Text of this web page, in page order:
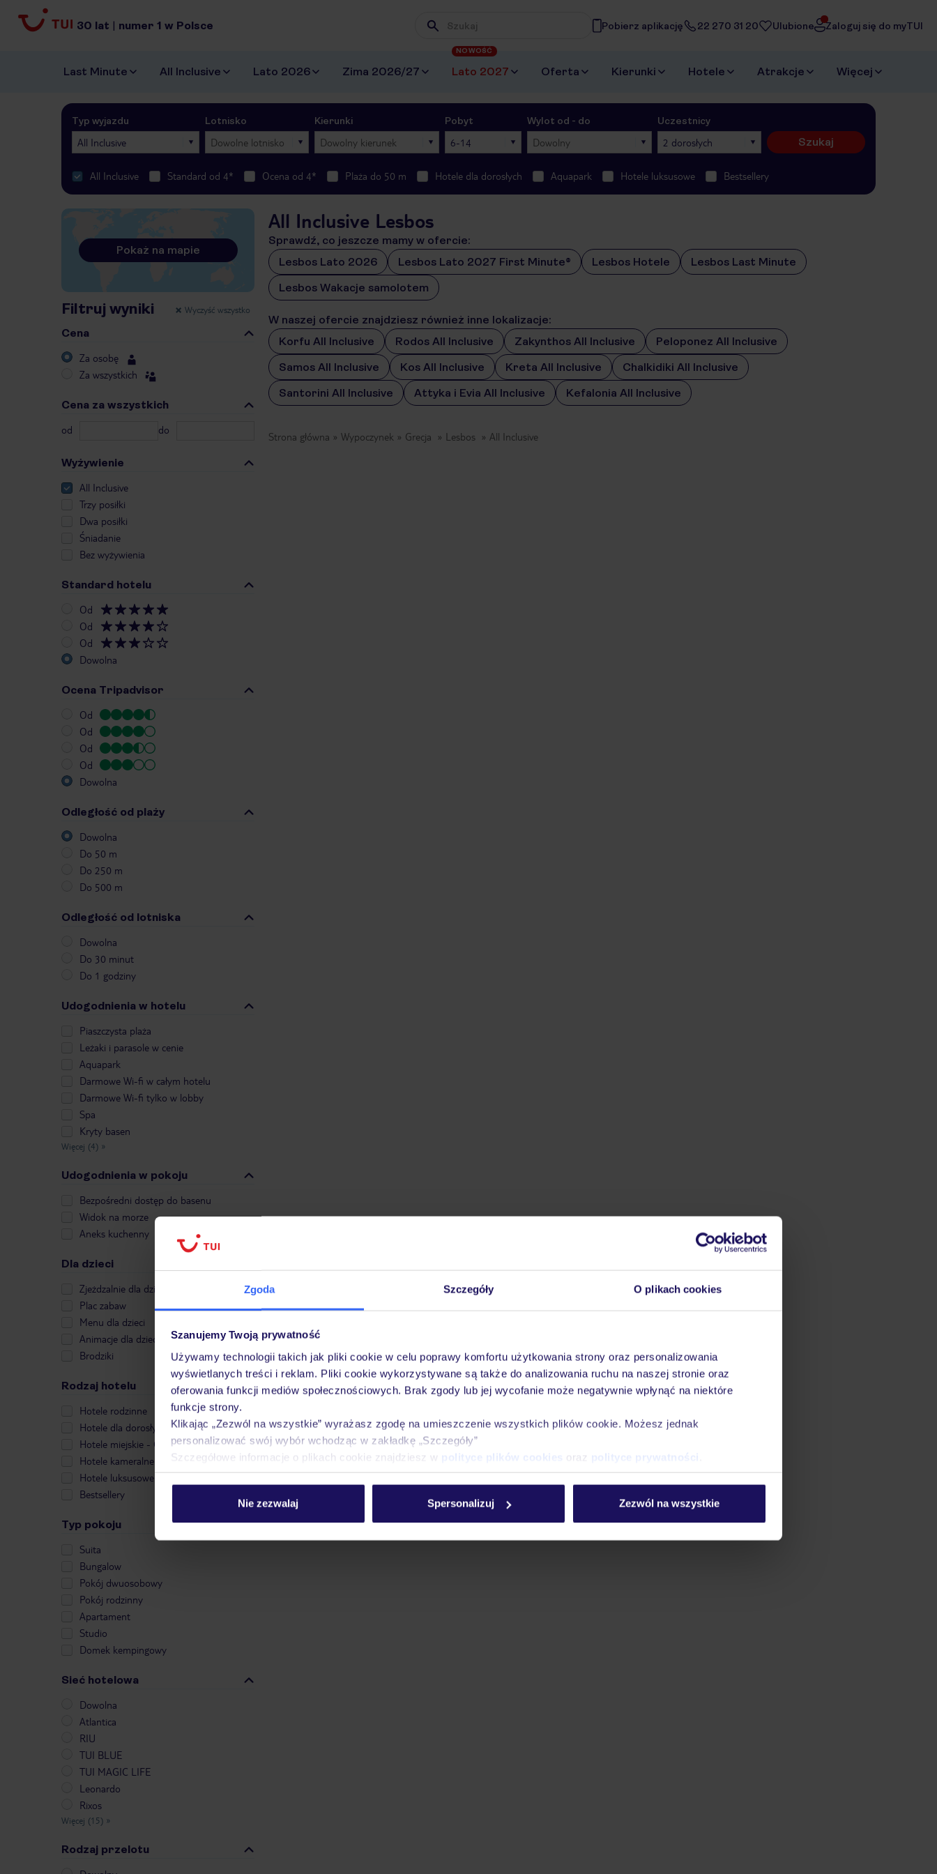
Zgoda Szczegóły O plikach cookies
Szanujemy Twoją prywatność
Używamy technologii takich jak pliki cookie w celu poprawy komfortu użytkowania strony oraz personalizowania
wyświetlanych treści i reklam. Pliki cookie wykorzystywane są także do analizowania ruchu na naszej stronie oraz
oferowania funkcji mediów społecznościowych. Brak zgody lub jej wycofanie może negatywnie wpłynąć na niektóre
funkcje strony.
Klikając „Zezwól na wszystkie” wyrażasz zgodę na umieszczenie wszystkich plików cookie. Możesz jednak
personalizować swój wybór wchodząc w zakładkę „Szczegóły”
Szczegółowe informacje o plikach cookie znajdziesz w polityce plików cookies oraz polityce prywatności
Nie zezwalaj Spersonalizuj Zezwól na wszystkie
30 lat | numer 1 w Polsce Wpisz frazę, której szukasz
Pobierz aplikację 22 270 31 20 Ulubione Zaloguj się do myTUI
Last Minute All Inclusive Lato 2026 Zima 2026/27 Lato 2027
NOWOŚĆ
Oferta Kierunki Hotele Atrakcje Więcej
Typ wyjazdu
All Inclusive
Lotnisko
Dowolne lotnisko
Kierunki
Dowolny kierunek
Pobyt
6-14
Wylot od - do
Dowolny
Uczestnicy
2 dorosłych Szukaj
All Inclusive Standard od 4* Ocena od 4* Plaża do 50 m Hotele dla dorosłych Aquapark Hotele luksusowe Bestsellery
Pokaż na mapie
Filtruj wyniki Wyczyść wszystko
Cena
Za osobę
Za wszystkich
Cena za wszystkich
od do
Wyżywienie
All Inclusive
Trzy posiłki
Dwa posiłki
Śniadanie
Bez wyżywienia
Standard hotelu
Od
Od
Od
Dowolna
Ocena Tripadvisor
Od
Od
Od
Od
Dowolna
Odległość od plaży
Dowolna
Do 50 m
Do 250 m
Do 500 m
Odległość od lotniska
Dowolna
Do 30 minut
Do 1 godziny
Udogodnienia w hotelu
Piaszczysta plaża
Leżaki i parasole w cenie
Aquapark
Darmowe Wi-fi w całym hotelu
Darmowe Wi-fi tylko w lobby
Spa
Kryty basen
Więcej (4) »
Udogodnienia w pokoju
Bezpośredni dostęp do basenu
Widok na morze
Aneks kuchenny
Dla dzieci
Zjeżdzalnie dla dzieci
Plac zabaw
Menu dla dzieci
Animacje dla dzieci
Brodziki
Rodzaj hotelu
Hotele rodzinne
Hotele dla dorosłych
Hotele miejskie - City Break
Hotele kameralne
Hotele luksusowe
Bestsellery
Typ pokoju
Suita
Bungalow
Pokój dwuosobowy
Pokój rodzinny
Apartament
Studio
Domek kempingowy
Sieć hotelowa
Dowolna
Atlantica
RIU
TUI BLUE
TUI MAGIC LIFE
Leonardo
Rixos
Więcej (15) »
Rodzaj przelotu
All Inclusive Lesbos
Sprawdź, co jeszcze mamy w ofercie:
Lesbos Lato 2026
Lesbos Lato 2027 First Minute® Lesbos Hotele
Lesbos Last Minute
Lesbos Wakacje samolotem
W naszej ofercie znajdziesz również inne lokalizacje:
Korfu All Inclusive
Rodos All Inclusive Zakynthos All Inclusive
Peloponez All Inclusive
Samos All Inclusive
Kos All Inclusive Kreta All Inclusive
Chalkidiki All Inclusive
Santorini All Inclusive
Attyka i Evia All Inclusive Kefalonia All Inclusive
Strona główna Wypoczynek Grecja Lesbos All Inclusive